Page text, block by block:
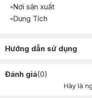
Nơi sản xuất
Dung Tích
Hướng dẫn sử dụng
Đánh giá(0)
Hãy là